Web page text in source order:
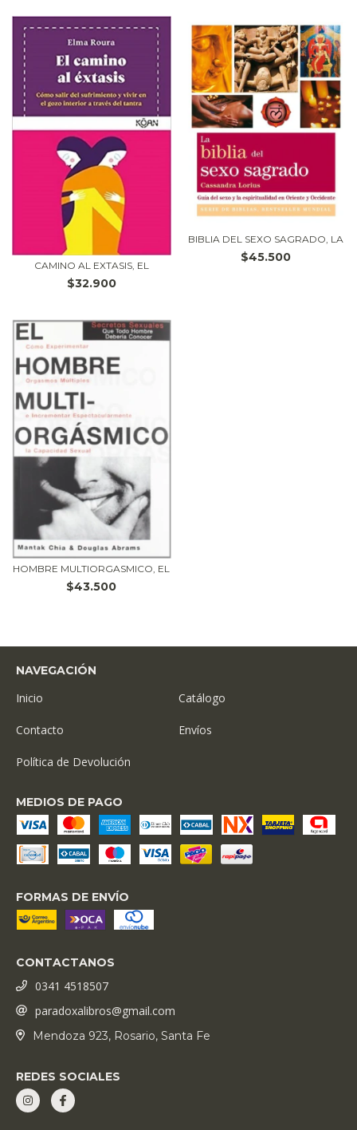
CAMINO AL EXTASIS, EL
$32.900
BIBLIA DEL SEXO SAGRADO, LA
$45.500
HOMBRE MULTIORGASMICO, EL
$43.500
NAVEGACIÓN
Inicio Catálogo
Contacto Envíos
Política de Devolución
MEDIOS DE PAGO
FORMAS DE ENVÍO
CONTACTANOS
0341 4518507
paradoxalibros@gmail.com
Mendoza 923, Rosario, Santa Fe
REDES SOCIALES